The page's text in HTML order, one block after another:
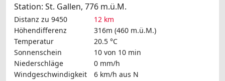
Station: St. Gallen, 776 m.ü.M.
Distanz zu 9450
12 km
Höhendifferenz
316m (460 m.ü.M.)
Temperatur
20.5 °C
Sonnenschein
10 von 10 min
Niederschläge
0 mm/h
Windgeschwindigkeit
6 km/h aus N